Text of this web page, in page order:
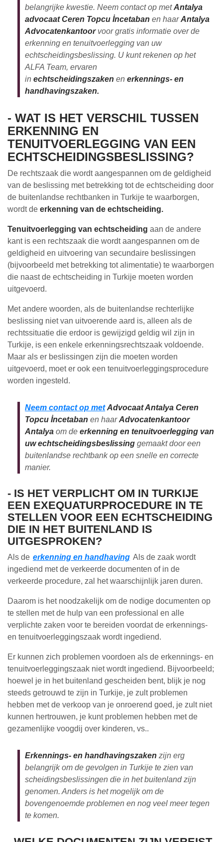
belangrijke kwestie. Neem contact op metAntalya
advocaat Ceren Topcu İncetaban en haarAntalya
Advocatenkantoorvoor gratis informatie over de
erkenning en tenuitvoerlegging van uw
echtscheidingsbeslissing. U kunt rekenen op het
ALFA Team, ervaren
inechtscheidingszaken enerkennings- en
handhavingszaken.
- WAT IS HET VERSCHIL TUSSEN
ERKENNING EN
TENUITVOERLEGGING VAN EEN
ECHTSCHEIDINGSBESLISSING?
De rechtszaak die wordt aangespannen om de geldigheid
van de beslissing met betrekking tot de echtscheiding door
de buitenlandse rechtbanken in Turkije te waarborgen,
wordt de erkenning van de echtscheiding.
Tenuitvoerlegging van echtscheiding aan de andere
kant is een rechtszaak die wordt aangespannen om de
geldigheid en uitvoering van secundaire beslissingen
(bijvoorbeeld met betrekking tot alimentatie) te waarborgen
die naast de echtscheiding in Turkije moeten worden
uitgevoerd.
Met andere woorden, als de buitenlandse rechterlijke
beslissing niet van uitvoerende aard is, alleen als de
rechtssituatie die erdoor is gewijzigd geldig wil zijn in
Turkije, is een enkele erkenningsrechtszaak voldoende.
Maar als er beslissingen zijn die moeten worden
uitgevoerd, moet er ook een tenuitvoerleggingsprocedure
worden ingesteld.
Neem contact op met Advocaat Antalya Ceren
Topcu İncetaban en haarAdvocatenkantoor
Antalya om deerkenning en tenuitvoerlegging van
uw echtscheidingsbeslissing gemaakt door een
buitenlandse rechtbank op een snelle en correcte
manier.
- IS HET VERPLICHT OM IN TURKIJE
EEN EXEQUATURPROCEDURE IN TE
STELLEN VOOR EEN ECHTSCHEIDING
DIE IN HET BUITENLAND IS
UITGESPROKEN?
Als de erkenning en handhaving Als de zaak wordt
ingediend met de verkeerde documenten of in de
verkeerde procedure, zal het waarschijnlijk jaren duren.
Daarom is het noodzakelijk om de nodige documenten op
te stellen met de hulp van een professional en alle
verplichte zaken voor te bereiden voordat de erkennings-
en tenuitvoerleggingszaak wordt ingediend.
Er kunnen zich problemen voordoen als de erkennings- en
tenuitvoerleggingszaak niet wordt ingediend. Bijvoorbeeld;
hoewel je in het buitenland gescheiden bent, blijk je nog
steeds getrouwd te zijn in Turkije, je zult problemen
hebben met de verkoop van je onroerend goed, je zult niet
kunnen hertrouwen, je kunt problemen hebben met de
gezamenlijke voogdij over kinderen, vs..
Erkennings- en handhavingszaken zijn erg
belangrijk om de gevolgen in Turkije te zien van
scheidingsbeslissingen die in het buitenland zijn
genomen. Anders is het mogelijk om de
bovengenoemde problemen en nog veel meer tegen
te komen.